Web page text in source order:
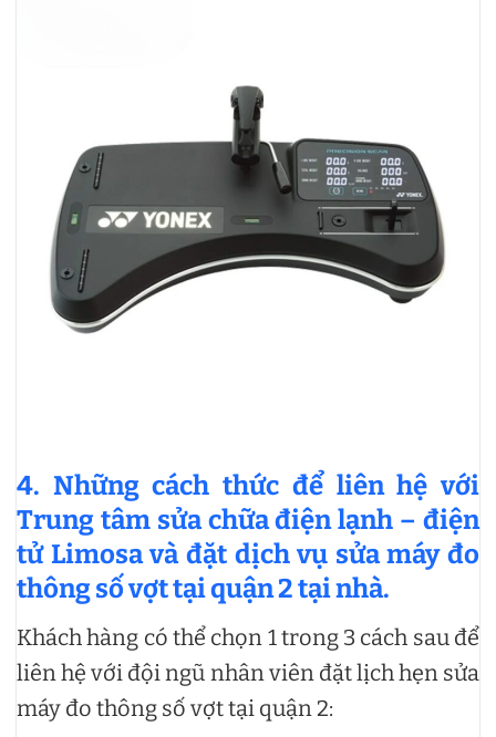
4. Những cách thức để liên hệ với
Trung tâm sửa chữa điện lạnh – điện
tử Limosa và đặt dịch vụ sửa máy đo
thông số vợt tại quận 2tại nhà.
Khách hàng có thể chọn 1 trong 3 cách sau để
liên hệ với đội ngũ nhân viên đặt lịch hẹn sửa
máy đo thông số vợt tại quận 2: